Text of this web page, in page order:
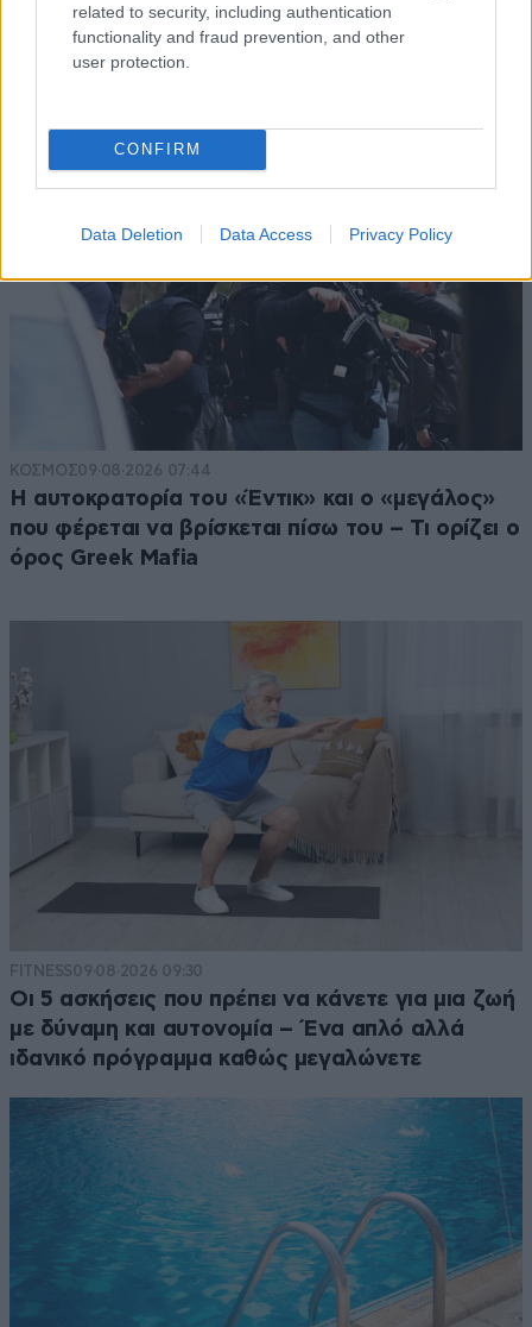
related to security, including authentication
functionality and fraud prevention, and other
user protection.
CONFIRM
Data Deletion Data Access Privacy Policy
ΚΟΣΜΟΣ09·08·2026 07:44
Η αυτοκρατορία του «Έντικ» και ο «μεγάλος»
που φέρεται να βρίσκεται πίσω του – Τι ορίζει ο
όρος Greek Mafia
FITNESS09·08·2026 09:30
Οι 5 ασκήσεις που πρέπει να κάνετε για μια ζωή
με δύναμη και αυτονομία – Ένα απλό αλλά
ιδανικό πρόγραμμα καθώς μεγαλώνετε